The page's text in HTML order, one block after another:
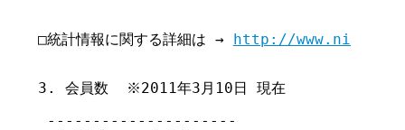
□統計情報に関する詳細は → http://
3. 会員数  ※2011年3月10日 現在
---------------------